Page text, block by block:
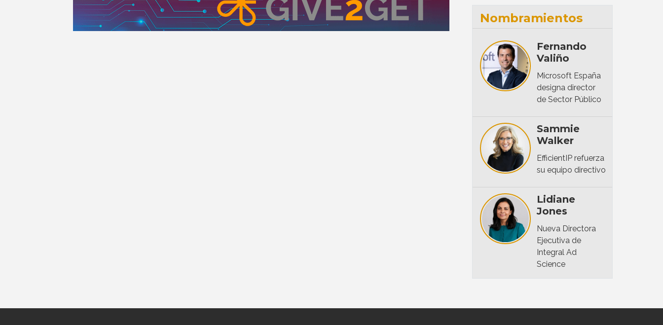
Nombramientos
Fernando
Valiño
Microsoft España
designa director
de Sector Público
Sammie
Walker
EfficientIP refuerza
su equipo directivo
Lidiane
Jones
Nueva Directora
Ejecutiva de
Integral Ad
Science